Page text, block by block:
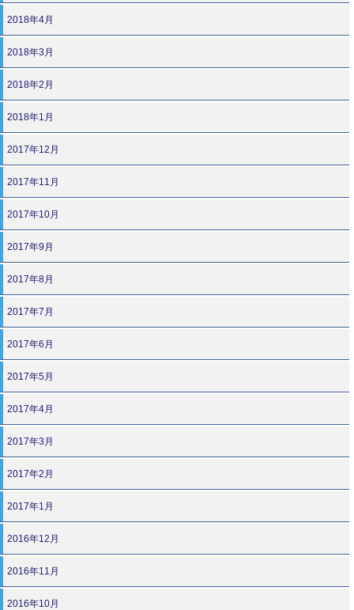
2018年4月
2018年3月
2018年2月
2018年1月
2017年12月
2017年11月
2017年10月
2017年9月
2017年8月
2017年7月
2017年6月
2017年5月
2017年4月
2017年3月
2017年2月
2017年1月
2016年12月
2016年11月
2016年10月